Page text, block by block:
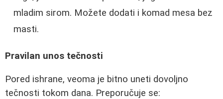
mladim sirom. Možete dodati i komad mesa bez
masti.
Pravilan unos tečnosti
Pored ishrane, veoma je bitno uneti dovoljno
tečnosti tokom dana. Preporučuje se: